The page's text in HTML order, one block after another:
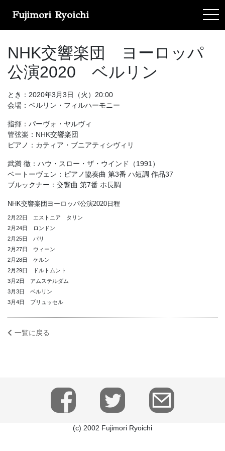
Fujimori Ryoichi
NHK交響楽団 ヨーロッパ
公演2020 ベルリン
とき：2020年3月3日（火）20:00
会場：ベルリン・フィルハーモニー
指揮：パーヴォ・ヤルヴィ
管弦楽：NHK交響楽団
ピアノ：カティア・ブニアティシヴィリ
武満 徹：ハウ・スロー・ザ・ウインド（1991）
ベートーヴェン：ピアノ協奏曲 第3番 ハ短調 作品37
ブルックナー：交響曲 第7番 ホ長調
NHK交響楽団ヨーロッパ公演2020日程
2月22日 エストニア タリン
2月24日 ロンドン
2月25日 パリ
2月27日 ウィーン
2月28日 ケルン
2月29日 ドルトムント
3月2日 アムステルダム
3月3日 ベルリン
3月4日 ブリュッセル
一覧に戻る
(c) 2002 Fujimori Ryoichi